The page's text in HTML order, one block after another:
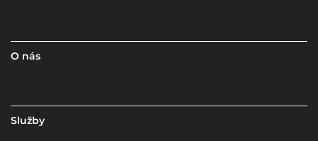
O nás
Služby